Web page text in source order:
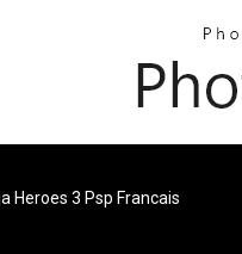
Heroes 3 Psp Francais